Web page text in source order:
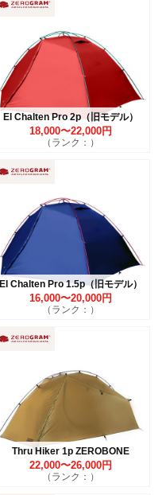
El Chalten Pro 2p（旧モデル）
18,000〜22,000円
（ランク：）
El Chalten Pro 1.5p（旧モデル）
16,000〜20,000円
（ランク：）
Thru Hiker 1p ZEROBONE
22,000〜26,000円
（ランク：）